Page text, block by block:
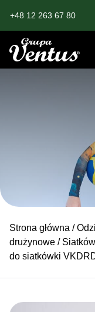
+48 12 263 67 80
Strona główna /
drużynowe /
do siatkówki